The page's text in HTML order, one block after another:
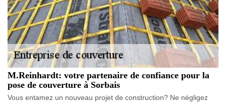
M.Reinhardt: votre partenaire de confiance pour la
pose de couverture à Sorbais
Vous entamez un nouveau projet de construction? Ne négligez